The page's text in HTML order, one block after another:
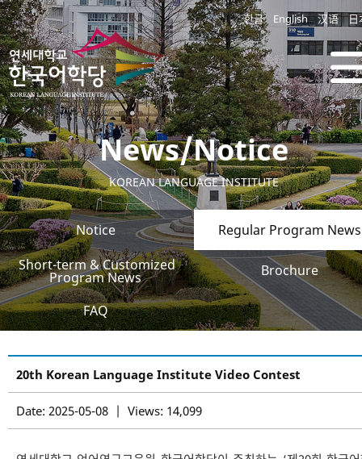
한글 English 汉语 日
News/Notice
KOREAN LANGUAGE INSTITUTE
Notice
Regular Program News
Short-term & Customized
Program News Brochure
FAQ
20th Korean Language Institute Video Contest
Date: 2025-05-08 | Views: 14,099